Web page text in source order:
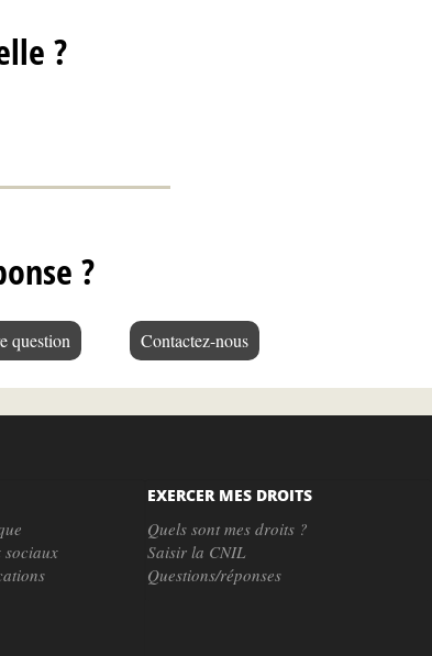
?
?
question Contactez-nous
sociaux
EXERCER MES DROITS
Quels sont mes droits ?
Saisir la CNIL
Questions/réponses